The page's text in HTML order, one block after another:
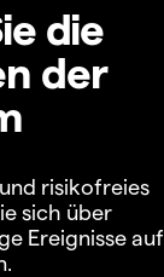
die
der
risikofreies
sich über
Ereignisse auf